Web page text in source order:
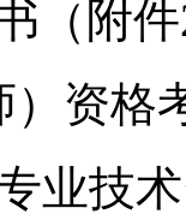
（附
资格
业技